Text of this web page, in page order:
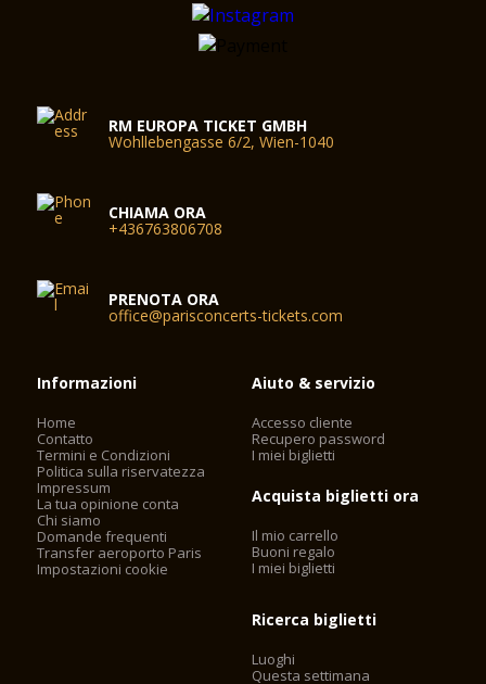
RM EUROPA TICKET GMBH
Wohllebengasse 6/2, Wien-1040
CHIAMA ORA
+436763806708
PRENOTA ORA
office@parisconcerts-tickets.com
Informazioni
Home
Contatto
Termini e Condizioni
Politica sulla riservatezza
Impressum
La tua opinione conta
Chi siamo
Domande frequenti
Transfer aeroporto Paris
Impostazioni cookie
Aiuto & servizio
Accesso cliente
Recupero password
I miei biglietti
Acquista biglietti ora
Il mio carrello
Buoni regalo
I miei biglietti
Ricerca biglietti
Luoghi
Questa settimana